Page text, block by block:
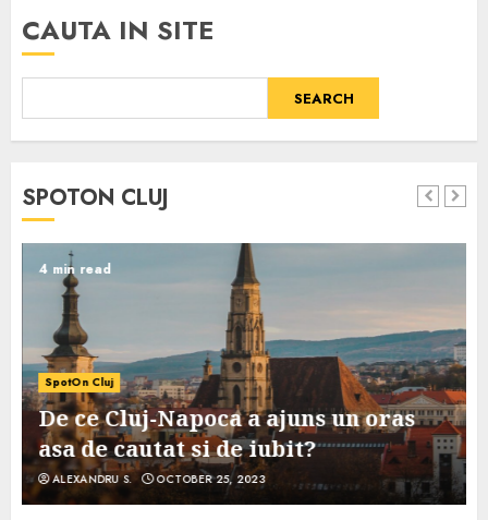
CAUTA IN SITE
SEARCH
SPOTON CLUJ
4 min read
SpotOn Cluj
De ce Cluj-Napoca a ajuns un oras
asa de cautat si de iubit?
ALEXANDRU S. OCTOBER 25, 2023